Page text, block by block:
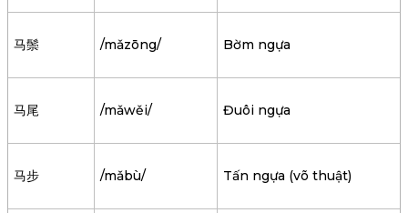
马鬃 /mǎzōng/ Bờm ngựa
马尾 /mǎwěi/ Đuôi ngựa
马步 /mǎbù/ Tấn ngựa (võ thuật)